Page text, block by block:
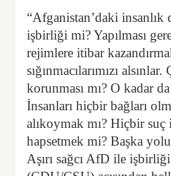
“Afganistan’daki insanlık
işbirliği mi? Yapılması
rejimlere itibar
sığınmacılarımızı
korunması mı? O kadar
İnsanları hiçbir bağları
alıkoymak mı? Hiçbir suç
hapsetmek mi? Başka
Aşırı sağcı AfD ile